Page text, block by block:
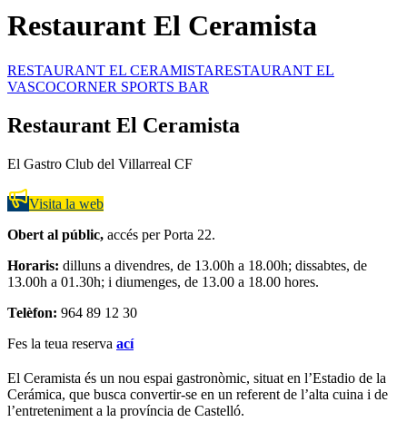
Restaurant El Ceramista
RESTAURANT EL CERAMISTARESTAURANT EL
VASCOCORNER SPORTS BAR
Restaurant El Ceramista
El Gastro Club del Villarreal CF
Visita la web
Obert al públic, accés per Porta 22.
Horaris: dilluns a divendres, de 13.00h a 18.00h; dissabtes, de
13.00h a 01.30h; i diumenges, de 13.00 a 18.00 hores.
Telèfon: 964 89 12 30
Fes la teua reserva ací
El Ceramista és un nou espai gastronòmic, situat en l’Estadio de la
Cerámica, que busca convertir-se en un referent de l’alta cuina i de
l’entreteniment a la província de Castelló.